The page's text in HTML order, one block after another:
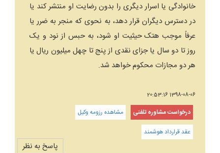
خانوادگی یا اسرار دیگری را بدون رضایت او منتشر کند یا
در دسترس دیگران قرار دهد، به نحوی که منجر به ضرر یا
عرفاً موجب هتک حیثیت او شود، به حبس از نود و یک
روز تا دو سال یا جزای نقدی از پنج تا چهل میلیون ریال یا
هر دو مجازات محکوم خواهد شد.
1398-08-06 20:53:16
درخواست مشاوره تلفنی
مشاهده رزومه وکیل
عقد قرارداد هوشمند
پاسخ به نظر